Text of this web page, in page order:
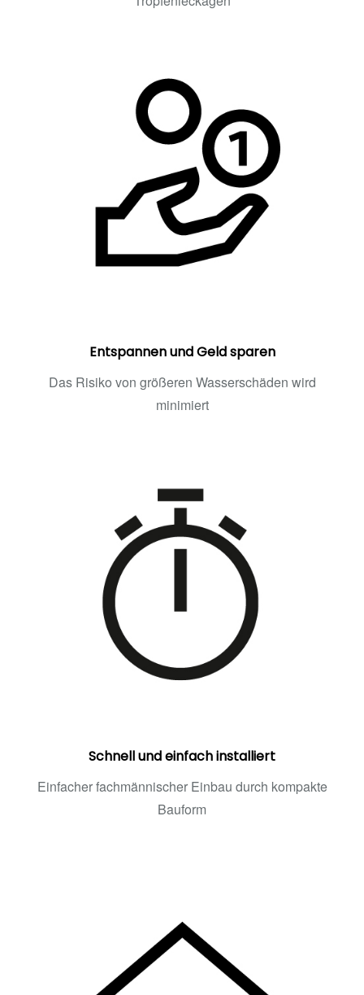
Entspannen und Geld sparen
Das Risiko von größeren Wasserschäden wird
minimiert
Schnell und einfach installiert
Einfacher fachmännischer Einbau durch kompakte
Bauform